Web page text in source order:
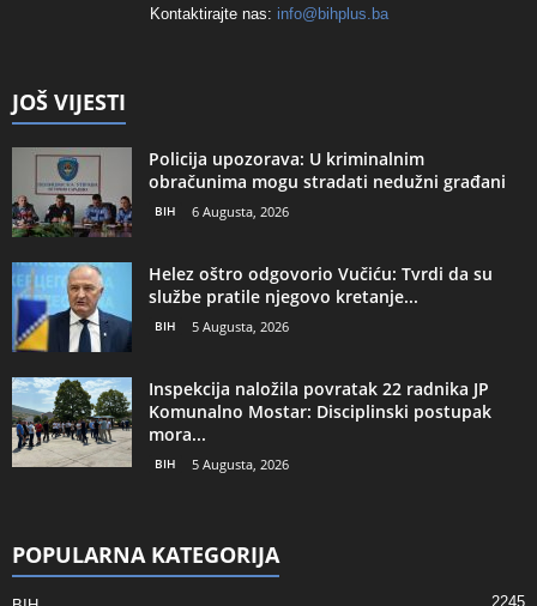
Kontaktirajte nas: info@bihplus.ba
JOŠ VIJESTI
Policija upozorava: U kriminalnim
obračunima mogu stradati nedužni građani
BIH 6 Augusta, 2026
Helez oštro odgovorio Vučiću: Tvrdi da su
službe pratile njegovo kretanje...
BIH 5 Augusta, 2026
Inspekcija naložila povratak 22 radnika JP
Komunalno Mostar: Disciplinski postupak
mora...
BIH 5 Augusta, 2026
POPULARNA KATEGORIJA
2245